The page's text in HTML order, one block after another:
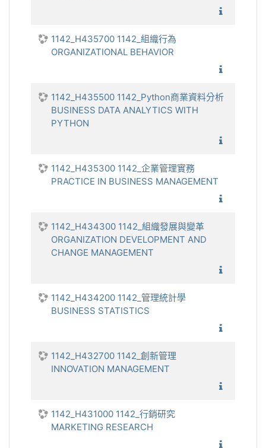
1142_H435700 1142_組織行為
ORGANIZATIONAL BEHAVIOR
1142_H435500 1142_Python商業資料分析
BUSINESS DATA ANALYTICS WITH
PYTHON
1142_H435300 1142_企業管理實務
PRACTICE IN BUSINESS MANAGEMENT
1142_H434300 1142_組織發展與變革
ORGANIZATION DEVELOPMENT AND
CHANGE MANAGEMENT
1142_H434200 1142_管理統計學
BUSINESS STATISTICS
1142_H432700 1142_創新管理
INNOVATION MANAGEMENT
1142_H431000 1142_行銷研究
MARKETING RESEARCH